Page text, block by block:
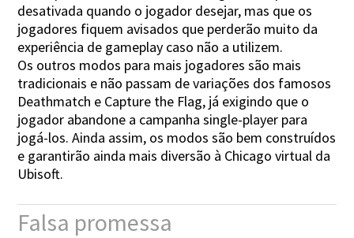
desativada quando o jogador desejar, mas que os
jogadores fiquem avisados que perderão muito da
experiência de gameplay caso não a utilizem.
Os outros modos para mais jogadores são mais
tradicionais e não passam de variações dos famosos
Deathmatch e Capture the Flag, já exigindo que o
jogador abandone a campanha single-player para
jogá-los. Ainda assim, os modos são bem construídos
e garantirão ainda mais diversão à Chicago virtual da
Ubisoft.
Falsa promessa